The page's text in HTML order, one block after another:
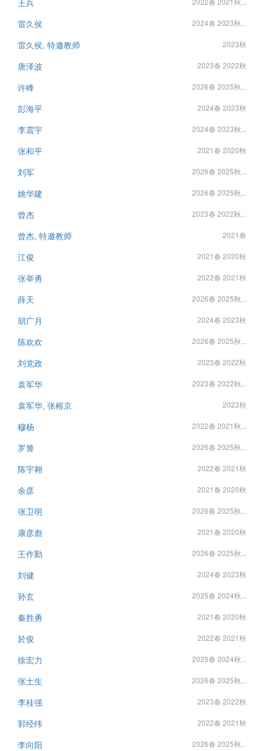
王兵
雷久侯 2024春 2023秋...
雷久侯, 特邀教师 2023秋
唐泽波 2023春 2022秋
许峰 2026春 2025秋...
彭海平 2024春 2023秋
李震宇 2024春 2023秋...
张和平 2021春 2020秋
刘军 2026春 2025秋...
姚华建 2026春 2025秋...
曾杰 2023春 2022秋...
曾杰, 特邀教师 2021春
江俊 2021春 2020秋
张举勇 2022春 2021秋
薛天 2026春 2025秋...
胡广月 2024春 2023秋
陈欢欢 2026春 2025秋...
刘党政 2023春 2022秋
袁军华 2023春 2022秋...
袁军华, 张榕京 2023秋
穆杨 2022春 2021秋...
罗箐 2026春 2025秋...
陈宇翱 2022春 2021秋
余彦 2021春 2020秋
张卫明 2026春 2025秋...
康彦彪 2021春 2020秋
王作勤 2026春 2025秋...
刘健 2024春 2023秋
孙玄 2025春 2024秋...
秦胜勇 2021春 2020秋
於俊 2022春 2021秋
徐宏力 2025春 2024秋...
张土生 2026春 2025秋...
李桂强 2023春 2022秋
郭经纬 2022春 2021秋
李向阳 2026春 2025秋...